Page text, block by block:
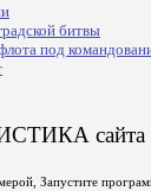
битвы
под
сайта
Запустите